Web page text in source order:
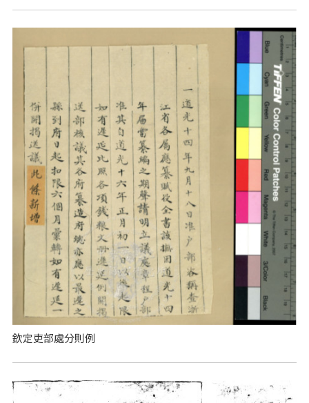
欽定吏部處分則例